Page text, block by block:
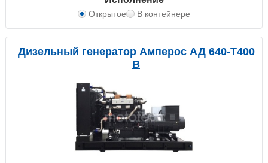
Открытое В контейнере
Дизельный генератор Амперос АД 640-Т400
B